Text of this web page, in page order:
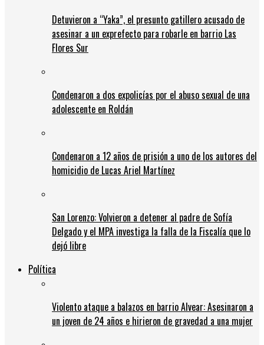
Detuvieron a “Yaka”, el presunto gatillero acusado de
asesinar a un exprefecto para robarle en barrio Las
Flores Sur
Condenaron a dos expolicías por el abuso sexual de una
adolescente en Roldán
Condenaron a 12 años de prisión a uno de los autores del
homicidio de Lucas Ariel Martínez
San Lorenzo: Volvieron a detener al padre de Sofía
Delgado y el MPA investiga la falla de la Fiscalía que lo
dejó libre
Política
Violento ataque a balazos en barrio Alvear: Asesinaron a
un joven de 24 años e hirieron de gravedad a una mujer